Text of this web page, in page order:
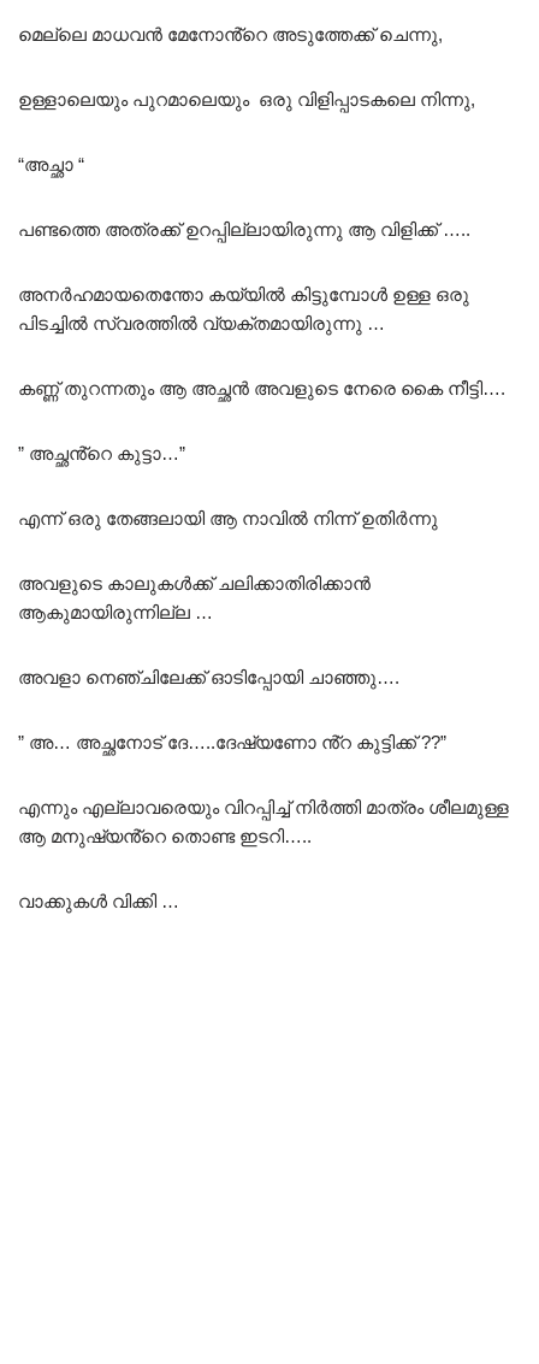
മെല്ലെ മാധവൻ മേനോൻ്റെ അടുത്തേക്ക് ചെന്നു,
ഉള്ളാലെയും പുറമാലെയും ഒരു വിളിപ്പാടകലെ നിന്നു,
“അച്ഛാ “
പണ്ടത്തെ അത്രക്ക് ഉറപ്പില്ലായിരുന്നു ആ വിളിക്ക് …..
അനർഹമായതെന്തോ കയ്യിൽ കിട്ടുമ്പോൾ ഉള്ള ഒരു
പിടച്ചിൽ സ്വരത്തിൽ വ്യക്തമായിരുന്നു …
കണ്ണ് തുറന്നതും ആ അച്ഛൻ അവളുടെ നേരെ കൈ നീട്ടി….
” അച്ഛൻ്റെ കുട്ടാ…”
എന്ന് ഒരു തേങ്ങലായി ആ നാവിൽ നിന്ന് ഉതിർന്നു
അവളുടെ കാലുകൾക്ക് ചലിക്കാതിരിക്കാൻ
ആകുമായിരുന്നില്ല …
അവളാ നെഞ്ചിലേക്ക് ഓടിപ്പോയി ചാഞ്ഞു….
” അ… അച്ഛനോട് ദേ…..ദേഷ്യണോ ൻ്റ കുട്ടിക്ക് ??”
എന്നും എല്ലാവരെയും വിറപ്പിച്ച് നിർത്തി മാത്രം ശീലമുള്ള
ആ മനുഷ്യൻ്റെ തൊണ്ട ഇടറി…..
വാക്കുകൾ വിക്കി …